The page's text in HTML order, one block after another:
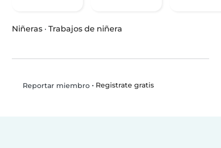
Niñeras · Trabajos de niñera
Reportar miembro• Registrate gratis